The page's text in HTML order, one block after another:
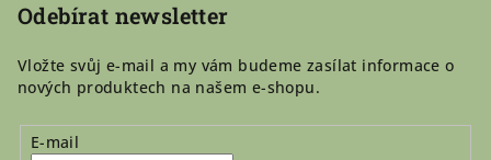
Odebírat newsletter
Vložte svůj e-mail a my vám budeme zasílat informace o
nových produktech na našem e-shopu.
E-mail